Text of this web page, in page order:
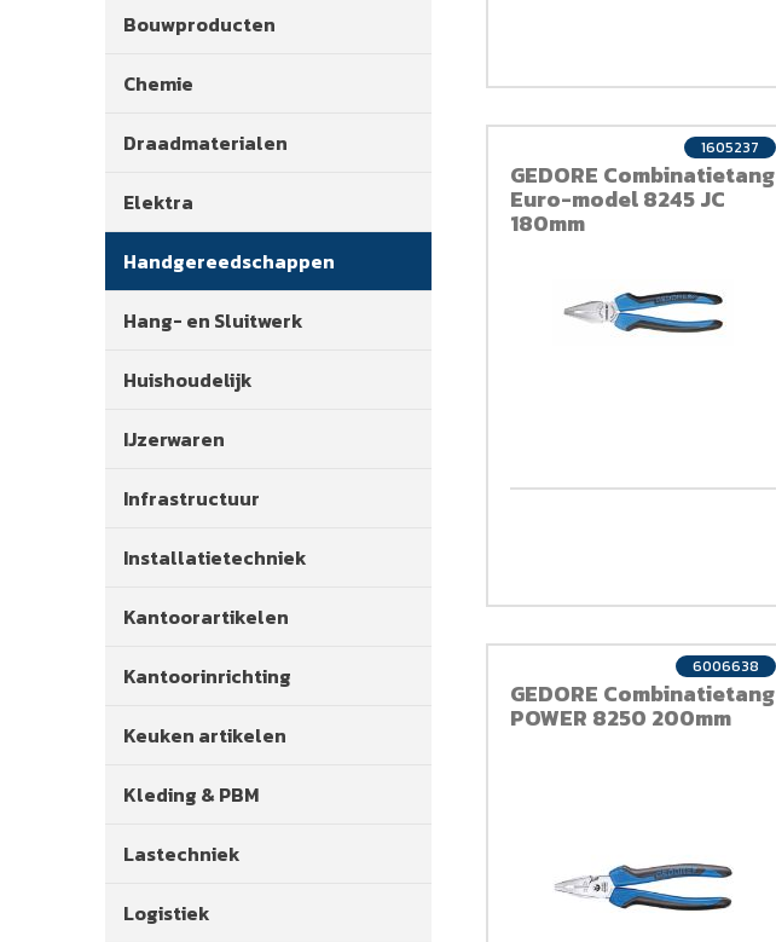
Bouwproducten
Chemie
Draadmaterialen
Elektra
Handgereedschappen
Hang- en Sluitwerk
Huishoudelijk
IJzerwaren
Infrastructuur
Installatietechniek
Kantoorartikelen
Kantoorinrichting
Keuken artikelen
Kleding & PBM
Lastechniek
Logistiek
GEDORE Combinatietang
Euro-model 8245 JC
180mm
1605237
GEDORE Combinatietang
POWER 8250 200mm
6006638